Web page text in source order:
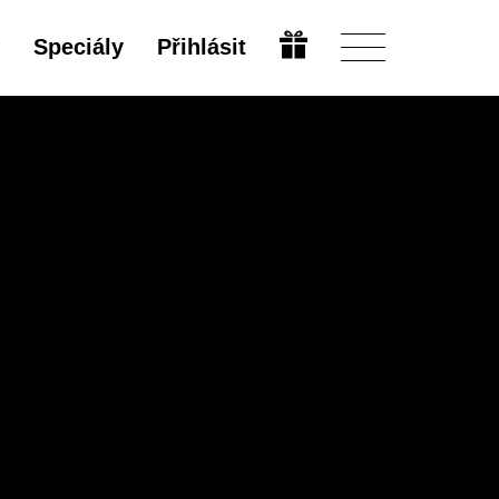
Speciály Přihlásit